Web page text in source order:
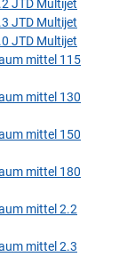
JTD Multijet
JTD Multijet
JTD Multijet
mittel 115
mittel 130
mittel 150
mittel 180
mittel 2.2
mittel 2.3